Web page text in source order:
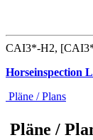
CAI3*-H2,
Horseinspection
Pläne / Plans
Pläne /